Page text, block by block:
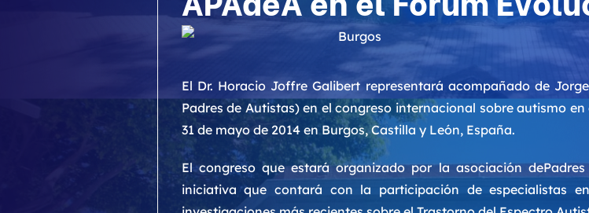
El Dr. Horacio Joffre Galibert representará acompañado de
Padres de Autistas) en el congreso internacional sobre autismo en
31 de mayo de 2014 en Burgos, Castilla y León, España.
El congreso que estará organizado por la asociación
iniciativa que contará con la participación de especialistas